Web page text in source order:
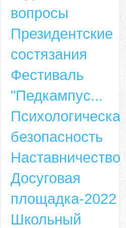
вопросы
Президентские
состязания
Фестиваль
"Педкампус...
Психологическая
безопасность
Наставничество
Досуговая
площадка-2022
Школьный